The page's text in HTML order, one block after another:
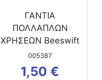
ΓΑΝΤΙΑ
ΠΟΛΛΑΠΛΩΝ
ΧΡΗΣΕΩΝ Beeswift
ΛΑΤΕΞ ΠΟΡΤΟΚΑΛΙ
XL
005387
1,50 €